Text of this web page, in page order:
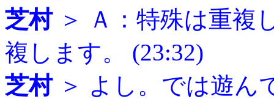
芝村＞ Ａ：特殊は重複
複します。 (23:32)
芝村＞ よし。では遊ん